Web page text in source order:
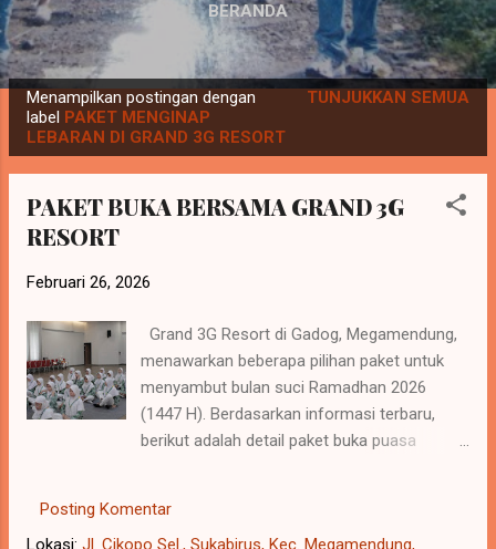
BERANDA
P
s
t
Menampilkan postingan dengan
label PAKET MENGINAP
LEBARAN DI GRAND 3G RESORT
TUNJUKKAN SEMUA
PAKET BUKA BERSAMA GRAND 3G
RESORT
Februari 26, 2026
Grand 3G Resort di Gadog, Megamendung,
menawarkan beberapa pilihan paket untuk
menyambut bulan suci Ramadhan 2026
(1447 H). Berdasarkan informasi terbaru,
berikut adalah detail paket buka puasa
Resort ini menyediakan paket makan malam
Posting Komentar
Lokasi: Jl. Cikopo Sel., Sukabirus, Kec. Megamendung,